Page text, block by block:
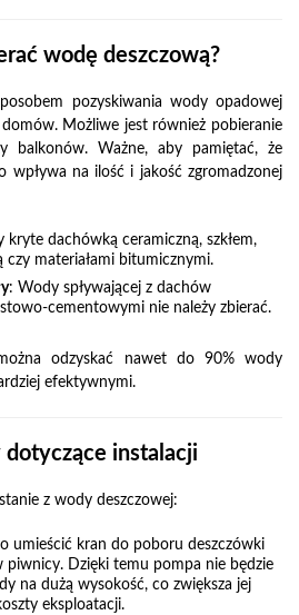
wodę deszczową?
pozyskiwania wody opadowej
Możliwe jest również pobieranie
balkonów. Ważne, aby pamiętać, że
wpływa na ilość i jakość zgromadzonej
kryte dachówką ceramiczną, szkłem,
czy materiałami bitumicznymi.
: Wody spływającej z dachów
cementowymi nie należy zbierać.
odzyskać nawet do 90% wody
efektywnymi.
dotyczące instalacji
z wody deszczowej:
umieścić kran do poboru deszczówki
piwnicy. Dzięki temu pompa nie będzie
na dużą wysokość, co zwiększa jej
eksploatacji.